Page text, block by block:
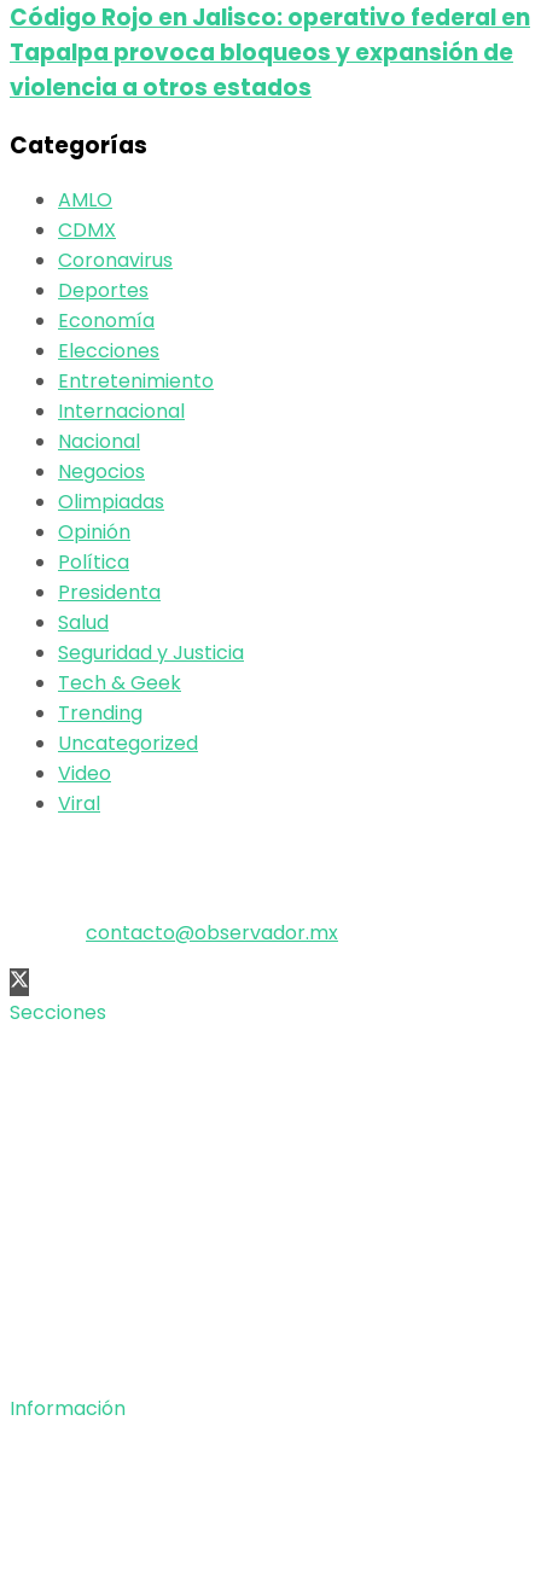
Código Rojo en Jalisco: operativo federal en
Tapalpa provoca bloqueos y expansión de
violencia a otros estados
Categorías
AMLO
CDMX
Coronavirus
Deportes
Economía
Elecciones
Entretenimiento
Internacional
Nacional
Negocios
Olimpiadas
Opinión
Política
Presidenta
Salud
Seguridad y Justicia
Tech & Geek
Trending
Uncategorized
Video
Viral
contacto@observador.mx
Secciones
Información